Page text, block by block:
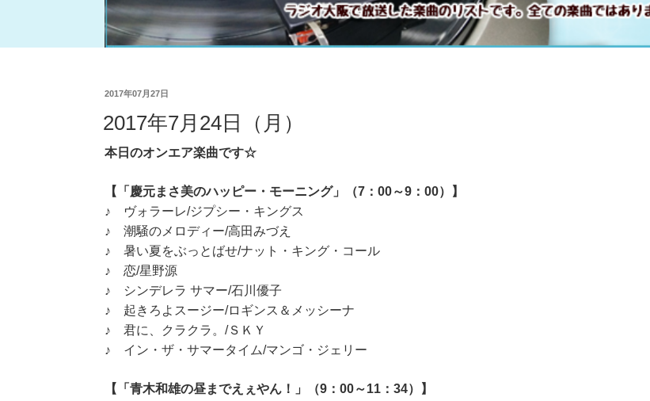
2017年07月27日
2017年7月24日（月）
本日のオンエア楽曲です☆
【「慶元まさ美のハッピー・モーニング」（7：00～9：00）】
♪ ヴォラーレ/ジプシー・キングス
♪ 潮騒のメロディー/高田みづえ
♪ 暑い夏をぶっとばせ/ナット・キング・コール
♪ 恋/星野源
♪ シンデレラ サマー/石川優子
♪ 起きろよスージー/ロギンス＆メッシーナ
♪ 君に、クラクラ。/ＳＫＹ
♪ イン・ザ・サマータイム/マンゴ・ジェリー
【「青木和雄の昼までえぇやん！」（9：00～11：34）】